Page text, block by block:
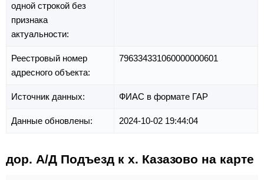
одной строкой без
признака
актуальности:
Реестровый номер
адресного объекта:
796334331060000000601
Источник данных: ФИАС в формате ГАР
Данные обновлены: 2024-10-02 19:44:04
дор. А/Д Подъезд к х. Казазово на карте